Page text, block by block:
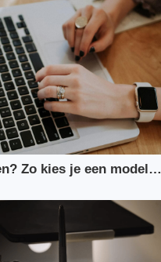
Zo kies je een model…